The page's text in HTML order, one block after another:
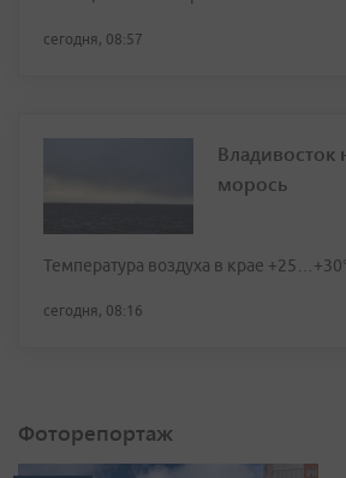
сегодня, 08:57
Владивосток
морось
Температура воздуха в крае
сегодня, 08:16
Фоторепортаж